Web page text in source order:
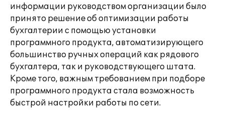
информации руководством организации было
принято решение об оптимизации работы
бухгалтерии с помощью установки
программного продукта, автоматизирующего
большинство ручных операций как рядового
бухгалтера, так и руководствующего штата.
Кроме того, важным требованием при подборе
программного продукта стала возможность
быстрой настройки работы по сети.